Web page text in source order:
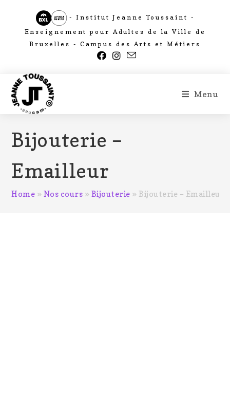
- Institut Jeanne Toussaint -
Enseignement pour Adultes de la Ville de
Bruxelles - Campus des Arts et Métiers
Menu
Bijouterie –
Emailleur
Home » Nos cours » Bijouterie »Bijouterie – Emailleur